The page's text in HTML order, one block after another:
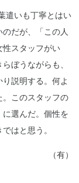
遣いも丁寧とはい
だが、「この人
性スタッフがい
ぼうながらも、
り説明する。何よ
。このスタッフの
選んだ。個性を
はと思う。
（有）